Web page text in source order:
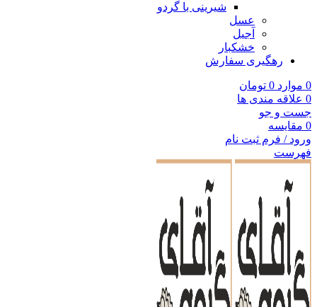
شیرینی با گردو
عسل
آجیل
خشکبار
رهگیری سفارش
0 موارد 0 تومان
0 علاقه مندی ها
جست و جو
0 مقایسه
ورود / فرم ثبت نام
فهرست